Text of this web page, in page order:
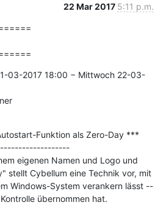
22 Mar 2017 5:11 p.m.
03-2017 18:00 − Mittwoch 22-03-
Funktion als Zero-Day ***
eigenen Namen und Logo und
stellt Cybellum eine Technik vor, mit
Windows-System verankern lässt --
übernommen hat.